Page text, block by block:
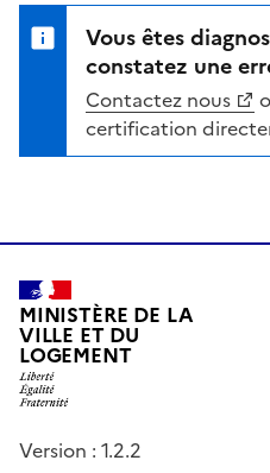
Vous êtes
constatez une
Contactez nous
certification
MINISTÈRE DE LA
VILLE ET DU
LOGEMENT
Version : 1.2.2